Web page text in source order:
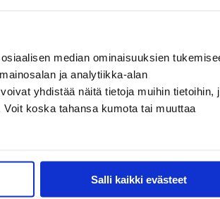
median ominaisuuksien
ja analytiikka-alan
yhdistää näitä tietoja muihin tietoihin,
koska tahansa kumota tai muuttaa
Salli kaikki evästeet